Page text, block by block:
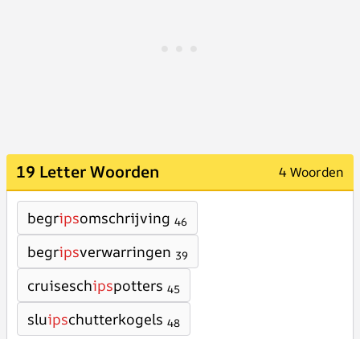
19 Letter Woorden 4 Woorden
begripsomschrijving 46
begripsverwarringen 39
cruiseschipspotters 45
sluipschutterkogels 48